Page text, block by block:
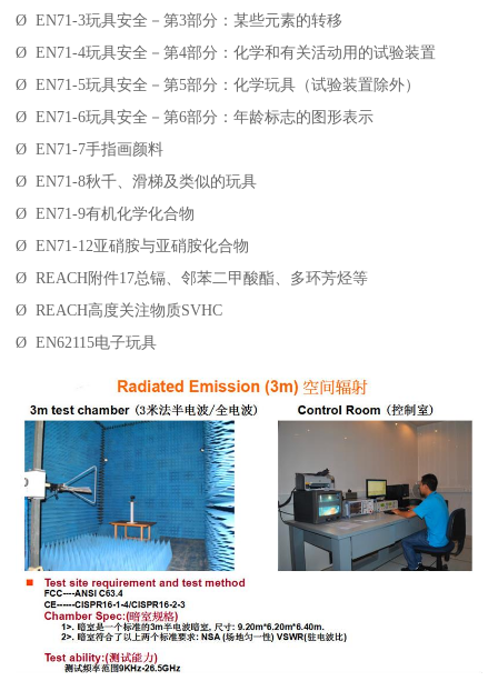
Ø EN71-3玩具安全－第3部分：某些元素的转移
Ø EN71-4玩具安全－第4部分：化学和有关活动用的试验装置
Ø EN71-5玩具安全－第5部分：化学玩具（试验装置除外）
Ø EN71-6玩具安全－第6部分：年龄标志的图形表示
Ø EN71-7手指画颜料
Ø EN71-8秋千、滑梯及类似的玩具
Ø EN71-9有机化学化合物
Ø EN71-12亚硝胺与亚硝胺化合物
Ø REACH附件17总镉、邻苯二甲酸酯、多环芳烃等
Ø REACH高度关注物质SVHC
Ø EN62115电子玩具